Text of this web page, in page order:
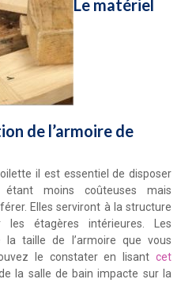
Le matériel
de l’armoire de
il est essentiel de disposer
moins coûteuses mais
Elles serviront à la structure
étagères intérieures. Les
taille de l’armoire que vous
le constater en lisant cet
la salle de bain impacte sur la